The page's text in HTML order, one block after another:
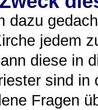
dazu
jedem
diese in
sind in
Fragen